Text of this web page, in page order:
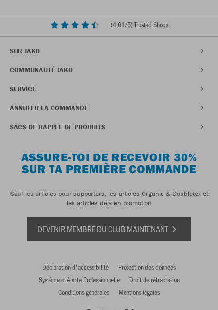
(4,61/5) Trusted Shops
SUR JAKO
COMMUNAUTÉ JAKO
SERVICE
ANNULER LA COMMANDE
SACS DE RAPPEL DE PRODUITS
ASSURE-TOI DE RECEVOIR 30%
SUR TA PREMIÈRE COMMANDE
Sauf les articles pour supporters, les articles Organic & Doubletex et
les articles déjà en promotion
DEVENIR MEMBRE DU CLUB MAINTENANT
Déclaration d'accessibilité
Protection des données
Système d'Alerte Professionnelle
Droit de rétractation
Conditions générales
Mentions légales